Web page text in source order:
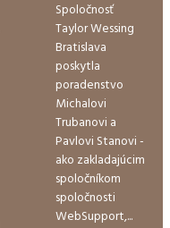
Spoločnosť
Taylor Wessing
Bratislava
poskytla
poradenstvo
Michalovi
Trubanovi a
Pavlovi Stanovi -
ako zakladajúcim
spoločníkom
spoločnosti
WebSupport,...